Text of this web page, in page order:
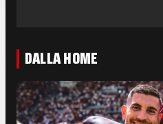
DALLA HOME